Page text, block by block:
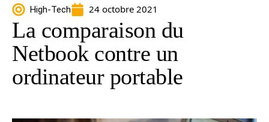
High-Tech 24 octobre 2021
La comparaison du
Netbook contre un
ordinateur portable